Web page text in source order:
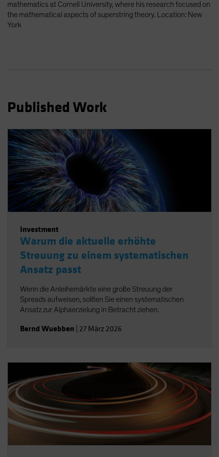
Sweden
mathematics at Cornell University, where his research focused on
the mathematical aspects of superstring theory. Location: New
York
Published Work
Investment
Warum die aktuelle erhöhte
Streuung zu einem systematischen
Ansatz passt
Wenn die Anleihemärkte eine große Streuung der
Spreads aufweisen, sollten Sie einen systematischen
Ansatz zur Alphaerzielung in Betracht ziehen.
Bernd Wuebben 27 März 2026